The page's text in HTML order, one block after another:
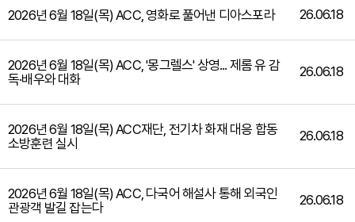
2026년 6월 18일(목) ACC, 영화로 풀어낸 디아스포라 26.06.18
2026년 6월 18일(목) ACC, '몽그렐스' 상영... 제롬 유 감
독·배우와 대화
26.06.18
2026년 6월 18일(목) ACC재단, 전기차 화재 대응 합동
소방훈련 실시
26.06.18
2026년 6월 18일(목) ACC, 다국어 해설사 통해 외국인
관광객 발길 잡는다
26.06.18